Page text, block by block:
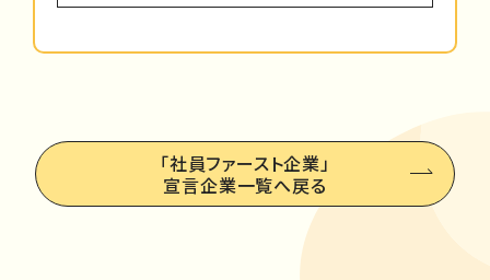
「社員ファースト企業」
宣言企業一覧へ戻る